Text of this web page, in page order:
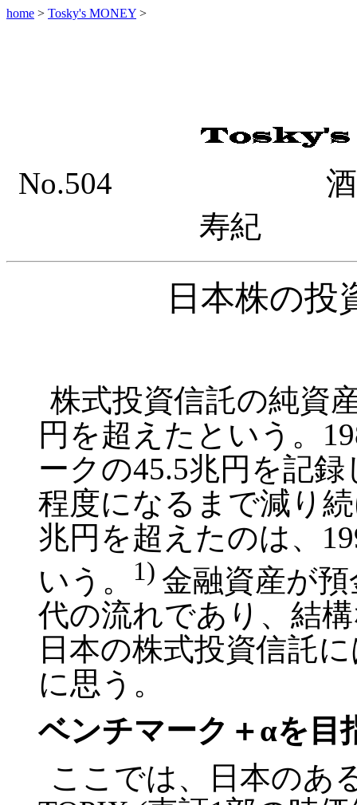
home > Tosky's MONEY >
No.504 酒井IT
寿紀
日本株の投
株式投資信託の純資
円を超えたという。
ークの45.5兆円を記録
程度になるまで減り
兆円を超えたのは、
いう。
1) 金融資産が
代の流れであり、結
日本の株式投資信託
に思う。
ベンチマーク＋αを目
ここでは、日本のあ